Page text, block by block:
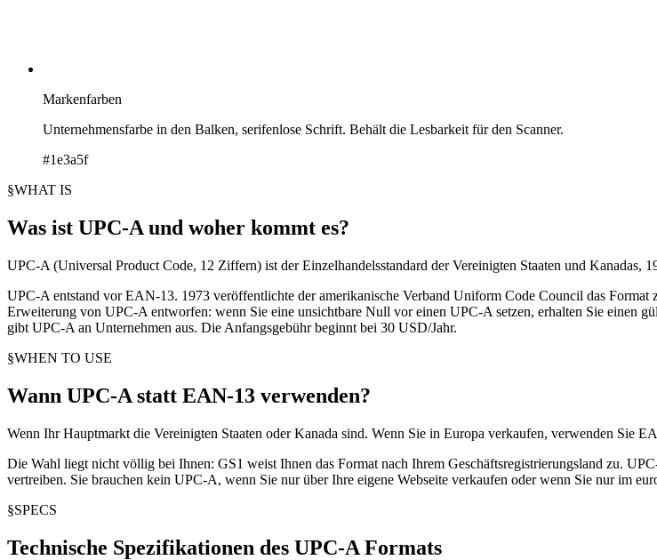
Markenfarben
Unternehmensfarbe in den Balken, serifenlose Schrift. Behält die Lesbarkeit für den Scanner.
#1e3a5f
§WHAT IS
Was ist UPC-A und woher kommt es?
UPC-A (Universal Product Code, 12 Ziffern) ist der Einzelhandelsstandard der Vereinigten Staaten und Kanadas,
UPC-A entstand vor EAN-13. 1973 veröffentlichte der amerikanische Verband Uniform Code Council das
Erweiterung von UPC-A entworfen: wenn Sie eine unsichtbare Null vor einen UPC-A setzen, erhalten Sie einen
gibt UPC-A an Unternehmen aus. Die Anfangsgebühr beginnt bei 30 USD/Jahr.
§WHEN TO USE
Wann UPC-A statt EAN-13 verwenden?
Wenn Ihr Hauptmarkt die Vereinigten Staaten oder Kanada sind. Wenn Sie in Europa verkaufen, verwenden Sie
Die Wahl liegt nicht völlig bei Ihnen: GS1 weist Ihnen das Format nach Ihrem Geschäftsregistrierungsland zu.
vertreiben. Sie brauchen kein UPC-A, wenn Sie nur über Ihre eigene Webseite verkaufen oder wenn Sie nur im
§SPECS
Technische Spezifikationen des UPC-A Formats